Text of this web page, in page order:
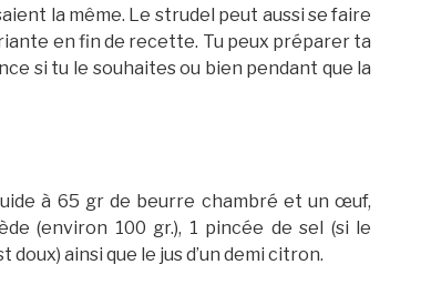
la même. Le strudel peut aussi se faire
en fin de recette. Tu peux préparer ta
si tu le souhaites ou bien pendant que la
à 65 gr de beurre chambré et un œuf,
(environ 100 gr.), 1 pincée de sel (si le
doux) ainsi que le jus d’un demi citron.